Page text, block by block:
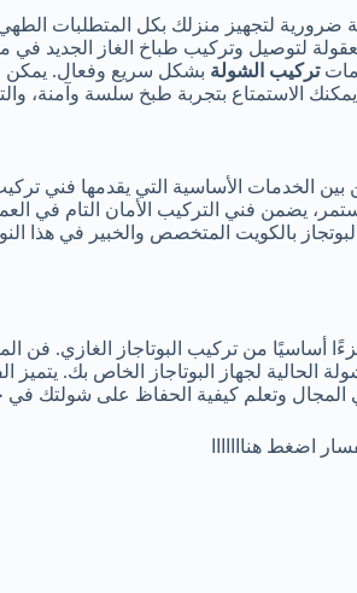
ضرورية لتجهيز منزلك بكل المتطلبات
لتوصيل وتركيب طباخ الغاز الجديد
تركيب الشولة
الاستمتاع بتجربة طبخ سلسة وآمنة،
بين الخدمات الأساسية التي يقدمها فني
يضمن فني التركيب الأمان التام في
بالكويت المتخصص والخبير في هذا
أساسيًا من تركيب البوتاجاز الغازي. فن
الحالية لجهاز البوتاجاز الخاص بك.
وتعلم كيفية الحفاظ على شولتك في
اضغط هنااااااا